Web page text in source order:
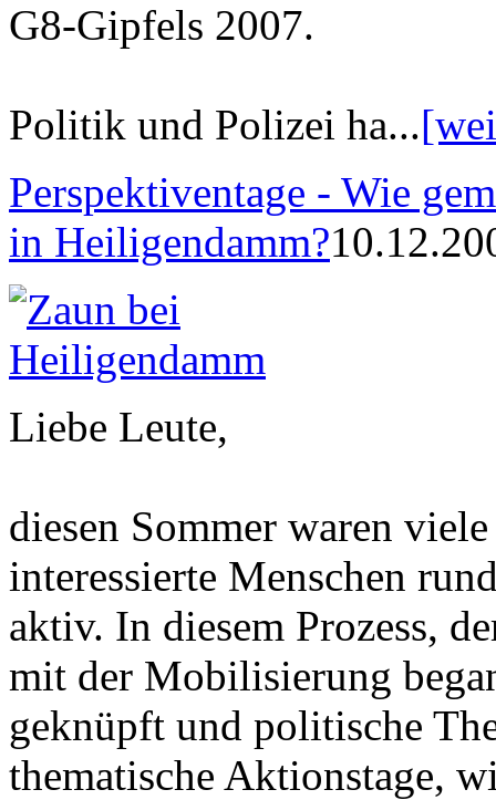
G8-Gipfels 2007.
Politik und Polizei ha...
Perspektiventage - Wie
in Heiligendamm?
Liebe Leute,
diesen Sommer waren
interessierte Menschen
aktiv. In diesem Prozess,
mit der Mobilisierung
geknüpft und politische
thematische Aktionstage,